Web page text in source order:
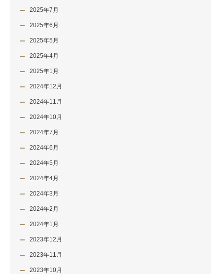
2025年7月
2025年6月
2025年5月
2025年4月
2025年1月
2024年12月
2024年11月
2024年10月
2024年7月
2024年6月
2024年5月
2024年4月
2024年3月
2024年2月
2024年1月
2023年12月
2023年11月
2023年10月